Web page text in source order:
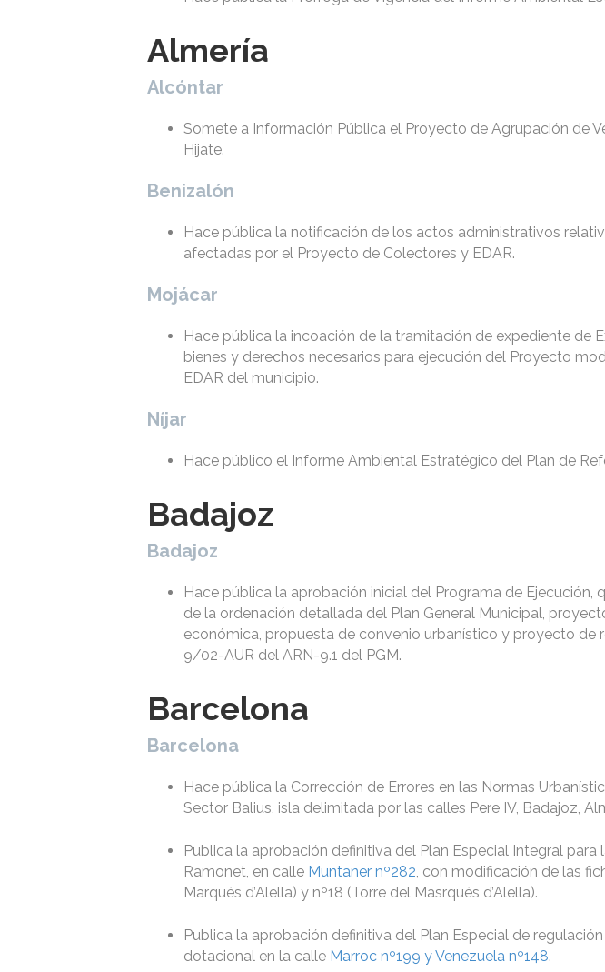
Almería
Alcóntar
Somete a Información Pública el Proyecto de Agrupación de
Hijate.
Benizalón
Hace pública la notificación de los actos administrativos
afectadas por el Proyecto de Colectores y EDAR.
Mojácar
Hace pública la incoación de la tramitación de expediente de
bienes y derechos necesarios para ejecución del Proyecto
EDAR del municipio.
Níjar
Hace público el Informe Ambiental Estratégico del Plan de
Badajoz
Badajoz
Hace pública la aprobación inicial del Programa de Ejecución,
de la ordenación detallada del Plan General Municipal,
económica, propuesta de convenio urbanístico y proyecto de
9/02-AUR del ARN-9.1 del PGM.
Barcelona
Barcelona
Hace pública la Corrección de Errores en las Normas
Sector Balius, isla delimitada por las calles Pere IV, Badajoz,
Publica la aprobación definitiva del Plan Especial Integral
Ramonet, en calle Muntaner nº282, con modificación de las
Marqués d’Alella) y nº18 (Torre del Masrqués d’Alella).
Publica la aprobación definitiva del Plan Especial de
dotacional en la calle Marroc nº199 y Venezuela nº148.